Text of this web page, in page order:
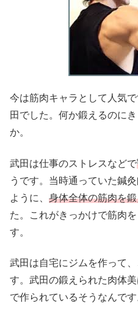
今は筋肉キャラとして人気で
田でした。何か鍛えるのに
か。
武田は仕事のストレスなどで
うです。当時通っていた鍼
ように、 身体全体の筋肉を
た。これがきっかけで筋肉
す。
武田は自宅にジムを作って
す。武田の鍛えられた肉体
で作られているそうなんです